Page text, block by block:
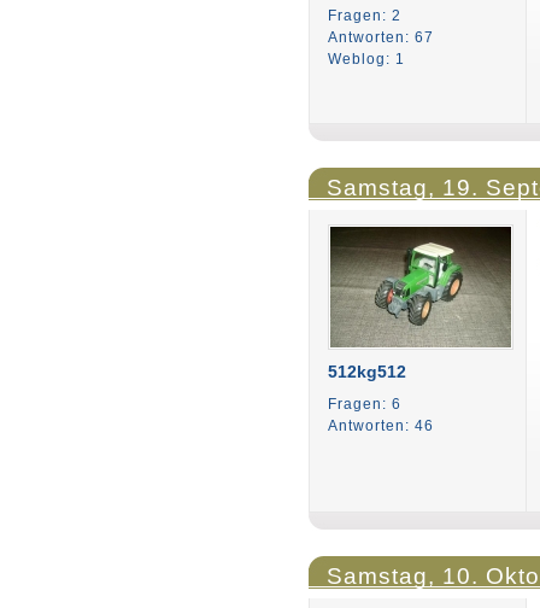
Fragen: 2
Antworten: 67
Weblog: 1
Samstag, 19.
512kg512
Fragen: 6
Antworten: 46
Samstag, 10.